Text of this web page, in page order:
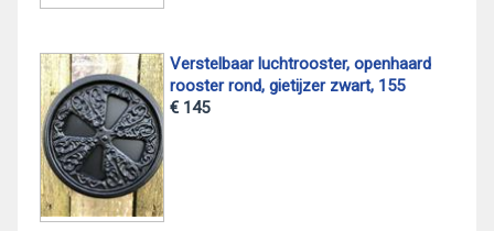
Verstelbaar luchtrooster, openhaard
rooster rond, gietijzer zwart, 155
€ 145